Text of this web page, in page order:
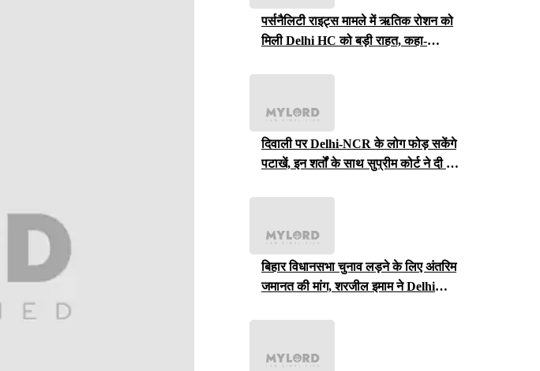
पर्सनैलिटी राइट्स मामले में ऋतिक रोशन को
मिली Delhi HC को बड़ी राहत, कहा-
दिवाली पर Delhi-NCR के लोग फोड़ सकेंगे
पटाखें, इन शर्तों के साथ सुप्रीम कोर्ट ने दी ये
बिहार विधानसभा चुनाव लड़ने के लिए अंतरिम
जमानत की मांग, शरजील इमाम ने Delhi